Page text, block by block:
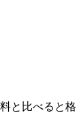
と比べると格